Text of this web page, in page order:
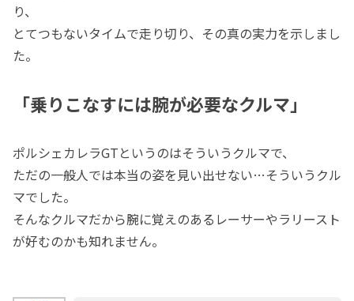
り、
とてつもないタイムで走り切り、その真の実力を示しまし
た。
「乗りこなすには腕が必要なクルマ」
ポルシェカレラGTというのはそういうクルマで、
ただの一般人では本当の姿を見い出せない…そういうクル
マでした。
そんなクルマだから腕に覚えのあるレーサーやラリースト
が好むのかも知れません。